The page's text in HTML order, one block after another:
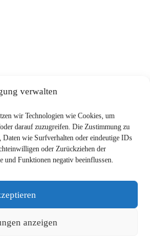
verwalten
wir Technologien wie Cookies, um
darauf zuzugreifen. Die Zustimmung zu
Daten wie Surfverhalten oder eindeutige IDs
oder Zurückziehen der
und Funktionen negativ beeinflussen.
anzeigen